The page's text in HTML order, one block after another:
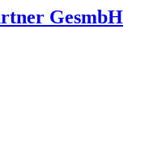
GesmbH